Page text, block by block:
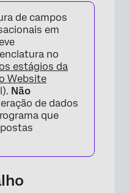
de campos
em
no
estágios da
Website
Não
de dados
que